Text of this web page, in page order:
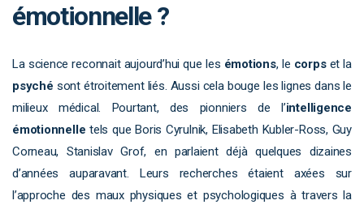
émotionnelle ?
La science reconnait aujourd’hui que les émotions, le corps et la
psyché sont étroitement liés. Aussi cela bouge les lignes dans le
milieux médical. Pourtant, des pionniers de l’intelligence
émotionnelle tels que Boris Cyrulnik, Elisabeth Kubler-Ross, Guy
Corneau, Stanislav Grof, en parlaient déjà quelques dizaines
d’années auparavant. Leurs recherches étaient axées sur
l’approche des maux physiques et psychologiques à travers la